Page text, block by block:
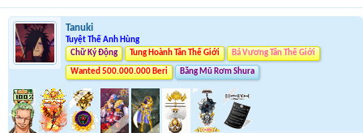
Tanuki
Tuyệt Thế Anh Hùng
Chữ Ký Động
Tung Hoành Tân Thế Giới Bá Vương Tân Thế Giới
Wanted 500.000.000 Beri Băng Mũ Rơm Shura